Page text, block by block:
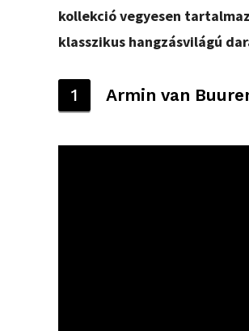
kollekció vegyesen
klasszikus hangzásvilágú
1 Armin van